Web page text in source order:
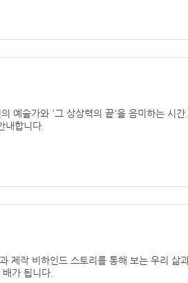
예술가와 '그 상상력의 끝'을 음미하는 시간
내합니다.
제작 비하인드 스토리를 통해 보는 우리 삶
가 됩니다.